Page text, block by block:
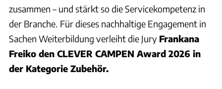
zusammen – und stärkt so die Servicekompetenz in
der Branche. Für dieses nachhaltige Engagement in
Sachen Weiterbildung verleiht die Jury Frankana
Freiko den CLEVER CAMPEN Award 2026 in
der Kategorie Zubehör.